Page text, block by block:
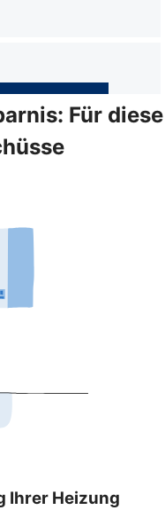
Für diese
Ihrer Heizung